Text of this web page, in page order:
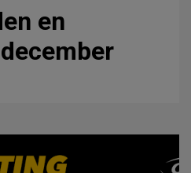
en